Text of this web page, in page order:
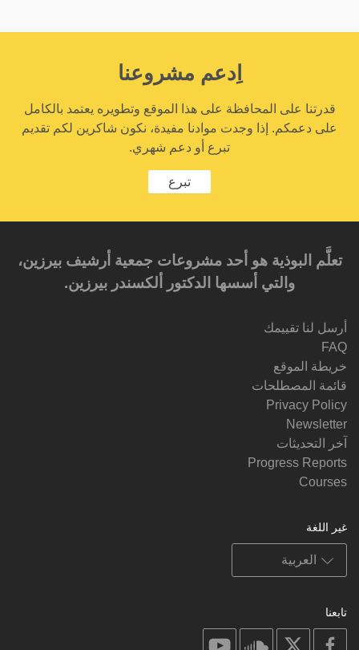
اِدعم مشروعنا
قدرتنا على المحافظة على هذا الموقع وتطويره يعتمد بالكامل
على دعمكم. إذا وجدت موادنا مفيدة، نكون شاكرين لكم تقديم
تبرع أو دعم شهري.
تبرع
تعلَّم البوذية هو أحد مشروعات جمعية أرشيف بيرزين،
والتي أسسها الدكتور ألكسندر بيرزين.‎‎
أرسل لنا تقييمك
FAQ
خريطة الموقع
قائمة المصطلحات
Privacy Policy
Newsletter
آخر التحديثات
Progress Reports
Courses
غير اللغة
تابعنا